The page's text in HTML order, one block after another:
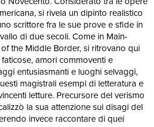
si rivela un dipinto realistico
scrittore fra le sue prove e sfide in
di due secoli. Come in Main-
the Middle Border, si ritrovano qui
amori commoventi e
entusiasmanti e luoghi selvaggi,
magistrali esempi di letteratura e
letture. Precursore del verismo
la sua attenzione sui disagi del
invece raccontare di quei